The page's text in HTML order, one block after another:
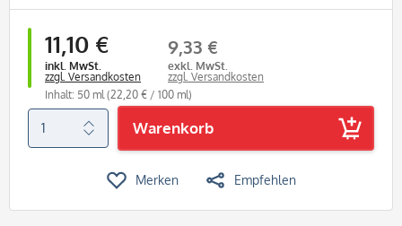
11,10 €
inkl. MwSt.
zzgl. Versandkosten
9,33 €
exkl. MwSt.
zzgl. Versandkosten
Inhalt: 50 ml (22,20 € / 100 ml)
Warenkorb
Merken Empfehlen